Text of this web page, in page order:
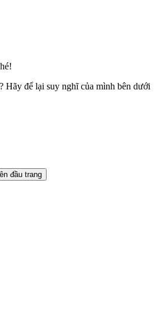
Hãy để lại suy nghĩ của mình bên dưới
Lên đầu trang